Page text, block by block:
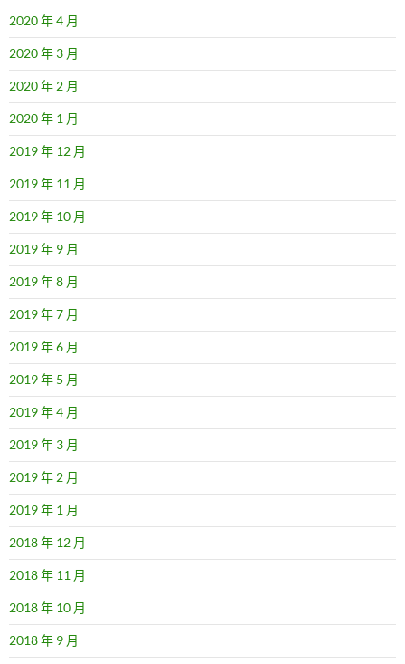
2020 年 4 月
2020 年 3 月
2020 年 2 月
2020 年 1 月
2019 年 12 月
2019 年 11 月
2019 年 10 月
2019 年 9 月
2019 年 8 月
2019 年 7 月
2019 年 6 月
2019 年 5 月
2019 年 4 月
2019 年 3 月
2019 年 2 月
2019 年 1 月
2018 年 12 月
2018 年 11 月
2018 年 10 月
2018 年 9 月